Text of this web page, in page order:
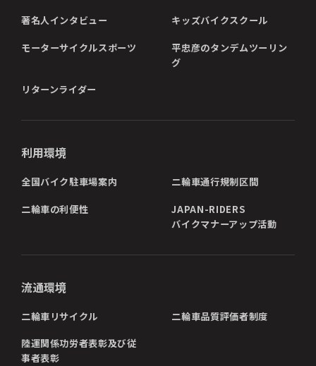
著名人インタビュー キッズバイクスクール
モーターサイクルスポーツ
平忠彦のタンデムツーリン
グ
リターンライダー
利用環境
全国バイク駐車場案内 二輪車通行規制区間
二輪車の利便性
JAPAN-RIDERS
バイクマナーアップ活動
流通環境
二輪車リサイクル 二輪車品質評価者制度
陸運関係功労者表彰及び従
事者表彰